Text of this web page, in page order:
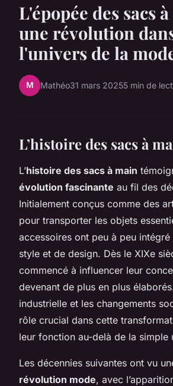
L'épopée des sacs
une révolution
l'univers de la
M Mathéo31 mars 20255 min de
L’histoire des sacs à
L’histoire des sacs à main
évolution fascinante au fil des
Initialement conçus comme des
pour transporter les objets
accessoires ont peu à peu
style et de design. Dès le XIXe
commencé à influencer leur
devenant de plus en plus
industrielle et les changements
rôle crucial dans cette
leur fonction au-delà de la simple
Les décennies suivantes ont vu
révolution mode, avec